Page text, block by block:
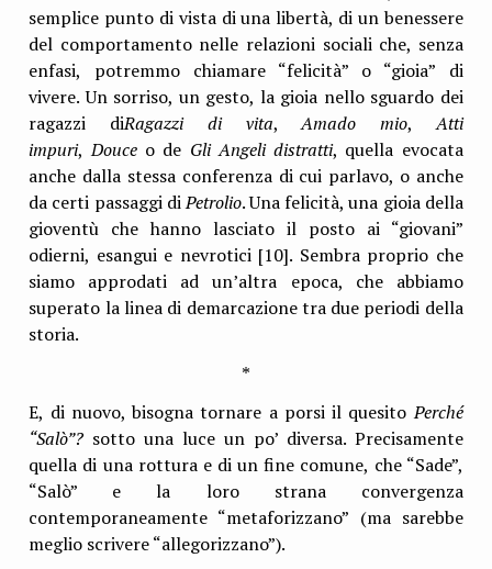
semplice punto di vista di una libertà, di un benessere
del comportamento nelle relazioni sociali che, senza
enfasi, potremmo chiamare “felicità” o “gioia” di
vivere. Un sorriso, un gesto, la gioia nello sguardo dei
ragazzi diRagazzi di vita,Amado mio,Atti
impuri,Douce o de Gli Angeli distratti, quella evocata
anche dalla stessa conferenza di cui parlavo, o anche
da certi passaggi diPetrolio. Una felicità, una gioia della
gioventù che hanno lasciato il posto ai “giovani”
odierni, esangui e nevrotici [10]. Sembra proprio che
siamo approdati ad un’altra epoca, che abbiamo
superato la linea di demarcazione tra due periodi della
storia.
*
E, di nuovo, bisogna tornare a porsi il quesitoPerché
“Salò”? sotto una luce un po’ diversa. Precisamente
quella di una rottura e di un fine comune, che “Sade”,
“Salò” e la loro strana convergenza
contemporaneamente “metaforizzano” (ma sarebbe
meglio scrivere “allegorizzano”).